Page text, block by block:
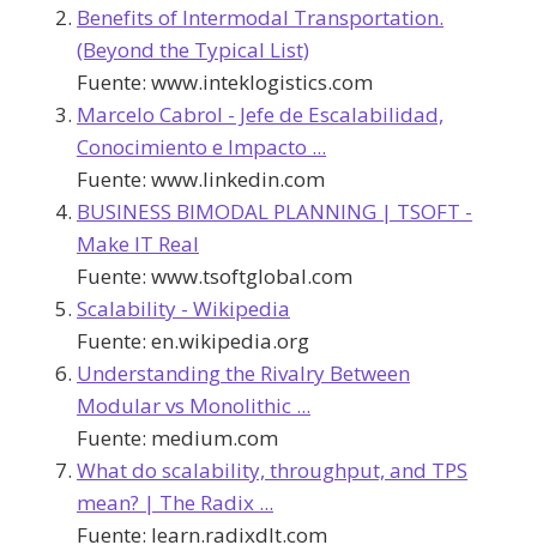
Benefits of Intermodal Transportation.
(Beyond the Typical List)
Fuente: www.inteklogistics.com
Marcelo Cabrol - Jefe de Escalabilidad,
Conocimiento e Impacto ...
Fuente: www.linkedin.com
BUSINESS BIMODAL PLANNING | TSOFT -
Make IT Real
Fuente: www.tsoftglobal.com
Scalability - Wikipedia
Fuente: en.wikipedia.org
Understanding the Rivalry Between
Modular vs Monolithic ...
Fuente: medium.com
What do scalability, throughput, and TPS
mean? | The Radix ...
Fuente: learn.radixdlt.com